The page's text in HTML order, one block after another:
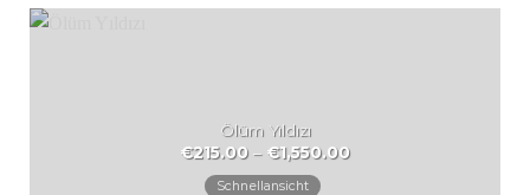
Ölüm Yıldızı
€215.00 – €1,550.00Preisspanne:
Schnellansicht